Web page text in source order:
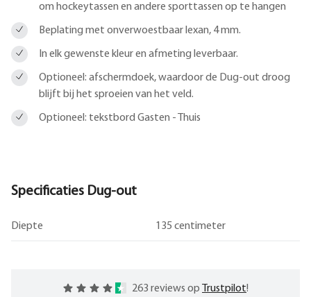
om hockeytassen en andere sporttassen op te hangen
Beplating met onverwoestbaar lexan, 4 mm.
In elk gewenste kleur en afmeting leverbaar.
Optioneel: afschermdoek, waardoor de Dug-out droog
blijft bij het sproeien van het veld.
Optioneel: tekstbord Gasten - Thuis
Specificaties Dug-out
Diepte 135 centimeter
263 reviews op Trustpilot!